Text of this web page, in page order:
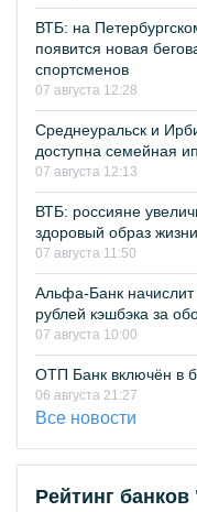
ВТБ: на
появится новая
спортсменов
07 августа 12:28
Среднеуральск и
доступна семейная
07 августа 12:13
ВТБ: россияне
здоровый образ жизни
07 августа 11:50
Альфа-Банк
рублей кэшбэка за
07 августа 10:00
ОТП Банк включён в
06 августа 21:27
Все новости
Рейтинг